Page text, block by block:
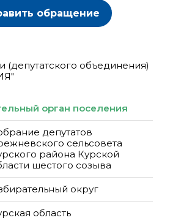
обращение
(депутатского объединения)
орган поселения
депутатов
сельсовета
района Курской
шестого созыва
округ
область